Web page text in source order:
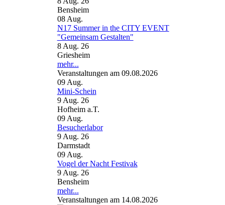
Bensheim
08 Aug.
N17 Summer in the CITY EVENT
"Gemeinsam Gestalten"
8 Aug. 26
Griesheim
mehr...
Veranstaltungen am 09.08.2026
09 Aug.
Mini-Schein
9 Aug. 26
Hofheim a.T.
09 Aug.
Besucherlabor
9 Aug. 26
Darmstadt
09 Aug.
Vogel der Nacht Festivak
9 Aug. 26
Bensheim
mehr...
Veranstaltungen am 14.08.2026